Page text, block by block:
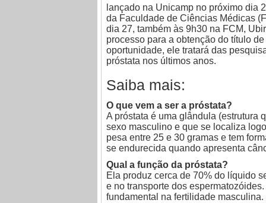
lançado na Unicamp no próximo dia
da Faculdade de Ciências Médicas
dia 27, também às 9h30 na FCM,
processo para a obtenção do título
oportunidade, ele tratará das
próstata nos últimos anos.
Saiba mais:
O que vem a ser a próstata?
A próstata é uma glândula (estrutura
sexo masculino e que se localiza
pesa entre 25 e 30 gramas e tem
se endurecida quando apresenta
Qual a função da próstata?
Ela produz cerca de 70% do líquido
e no transporte dos
fundamental na fertilidade masculina.